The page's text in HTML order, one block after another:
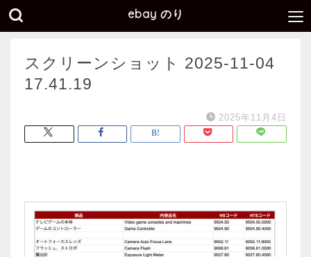
ebay のり
スクリーンショット 2025-11-04
17.41.19
2025年11月4日